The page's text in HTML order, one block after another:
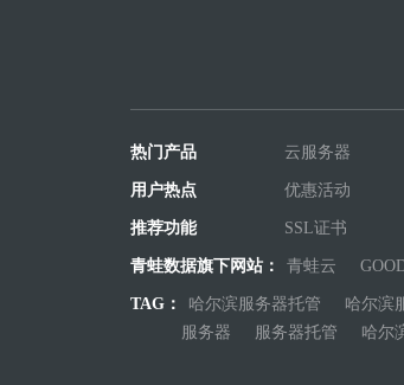
热门产品 云服务器
用户热点 优惠活动
推荐功能 SSL证书
青蛙数据旗下网站： 青蛙云
TAG： 哈尔滨服务器托管 哈尔滨
服务器
服务器托管 哈尔